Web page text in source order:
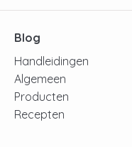
Blog
Handleidingen
Algemeen
Producten
Recepten